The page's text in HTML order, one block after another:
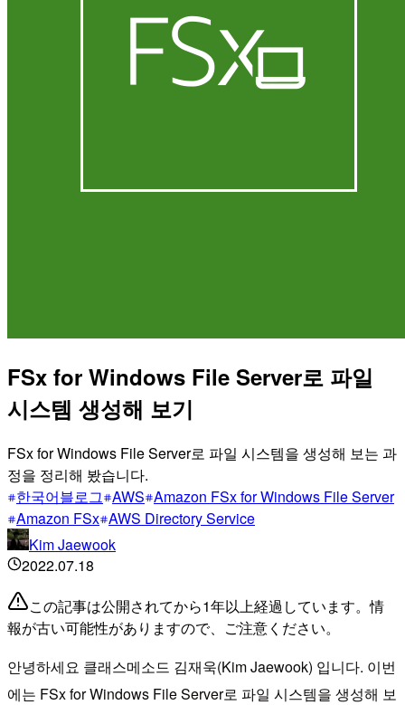
FSx for Windows File Server로 파일
시스템 생성해 보기
FSx for Windows File Server로 파일 시스템을 생성해 보는 과
정을 정리해 봤습니다.
한국어블로그 AWS Amazon FSx for Windows File Server
Amazon FSx AWS Directory Service
Kim Jaewook
2022.07.18
この記事は公開されてから1年以上経過しています。情
報が古い可能性がありますので、ご注意ください。
안녕하세요 클래스메소드 김재욱(Kim Jaewook) 입니다. 이번
에는 FSx for Windows File Server로 파일 시스템을 생성해 보